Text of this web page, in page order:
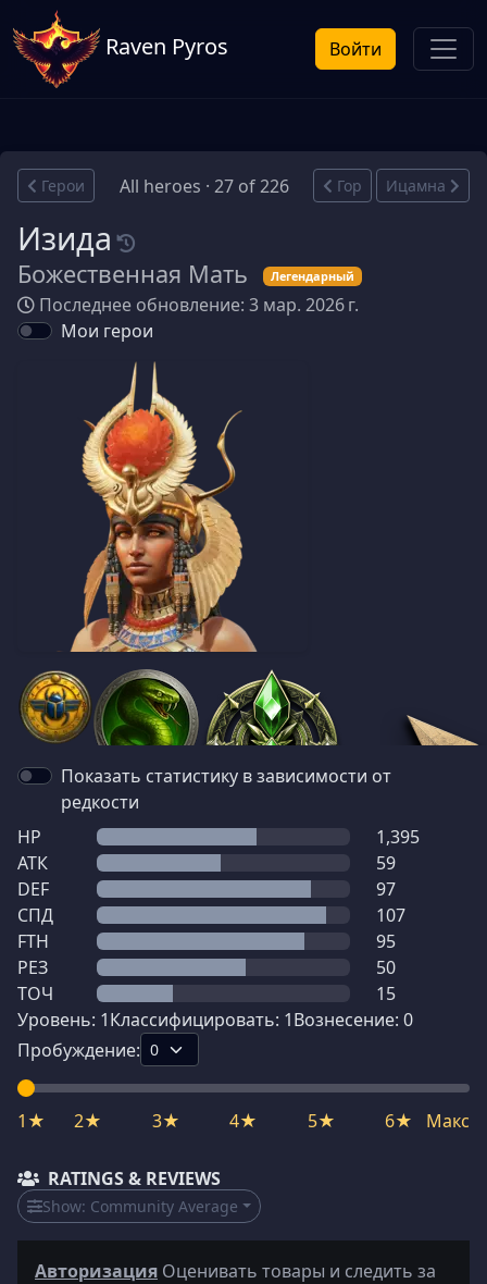
Raven Pyros Войти
Герои All heroes · 27 of 226 Гор Ицамна
Изида
Божественная Мать Легендарный
Последнее обновление: 3 мар. 2026 г.
Мои герои
Показать статистику в зависимости от
редкости
HP
1,395
АТК
59
DEF
97
СПД
107
FTH
95
РЕЗ
50
ТОЧ
15
Уровень: 1Классифицировать: 1Вознесение: 0
Пробуждение:
1★ 2★ 3★ 4★ 5★ 6★ Макс
RATINGS & REVIEWS
Show: Community Average
Авторизация Оценивать товары и следить за